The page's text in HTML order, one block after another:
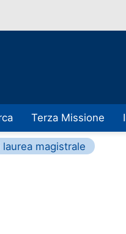
Terza Missione
laurea magistrale